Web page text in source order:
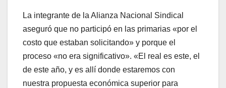
La integrante de la Alianza Nacional Sindical
aseguró que no participó en las primarias «por el
costo que estaban solicitando» y porque el
proceso «no era significativo». «El real es este, el
de este año, y es allí donde estaremos con
nuestra propuesta económica superior para